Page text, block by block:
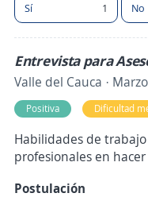
Sí 1 No
Entrevista para
Valle del Cauca ·
Positiva Dificultad
Habilidades de
profesionales en
Postulación